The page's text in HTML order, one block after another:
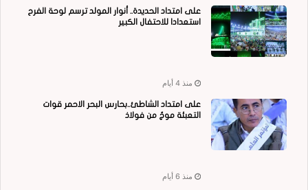
على امتداد الحديدة.. أنوار المولد ترسم لوحة الفرح
استعدادا للاحتفال الكبير
منذ 4 أيام
على امتداد الشاطئ..بحارس البحر الاحمر قوات
التعبئة موجٌ من فولاذ
منذ 6 أيام